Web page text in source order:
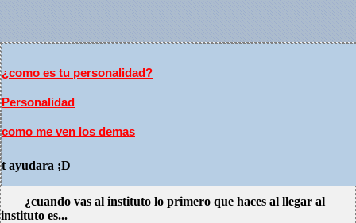
¿como es tu personalidad?
Personalidad
como me ven los demas
t ayudara ;D
¿cuando vas al instituto lo primero que haces al llegar al
instituto es...